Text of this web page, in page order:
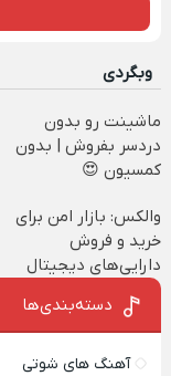
وبگردی
ماشینت رو بدون
دردسر بفروش | بدون
کمسیون 😍
والکس: بازار امن برای
خرید و فروش
دارایی‌های دیجیتال
دسته‌بندی‌ها
آهنگ های شوتی